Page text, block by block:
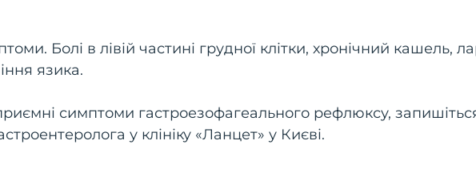
Болі в лівій частині грудної клітки, хронічний кашель,
язика.
симптоми гастроезофагеального рефлюксу,
у клініку «Ланцет» у Києві.